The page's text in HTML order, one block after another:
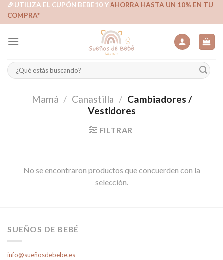
Skip🎉UTILIZA EL CUPÓN BEBE10 YAHORRA HASTA UN 10% EN TU
COMPRA*
Buscar
por:
Mamá / Canastilla / Cambiadores /
Vestidores
FILTRAR
No se encontraron productos que concuerden con la
selección.
SUEÑOS DE BEBÉ
info@sueñosdebebe.es